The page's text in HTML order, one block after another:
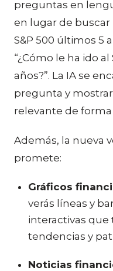
preguntas en
en lugar de
S&P 500 últimos 5
“¿Cómo le ha ido
años?”. La IA se
pregunta y
relevante de forma
Además, la nueva
promete:
Gráficos
verás líneas y
interactivas que
tendencias y
Noticias